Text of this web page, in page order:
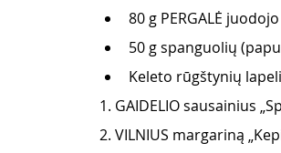
80 g PERGALĖ
50 g spanguolių
Keleto rūgštynių
1. GAIDELIO sausainius
2. VILNIUS margariną